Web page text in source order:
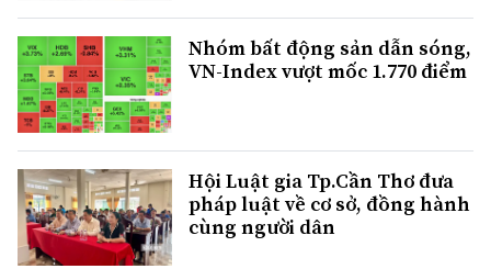
Nhóm bất động sản dẫn sóng,
VN-Index vượt mốc 1.770 điểm
Hội Luật gia Tp.Cần Thơ đưa
pháp luật về cơ sở, đồng hành
cùng người dân